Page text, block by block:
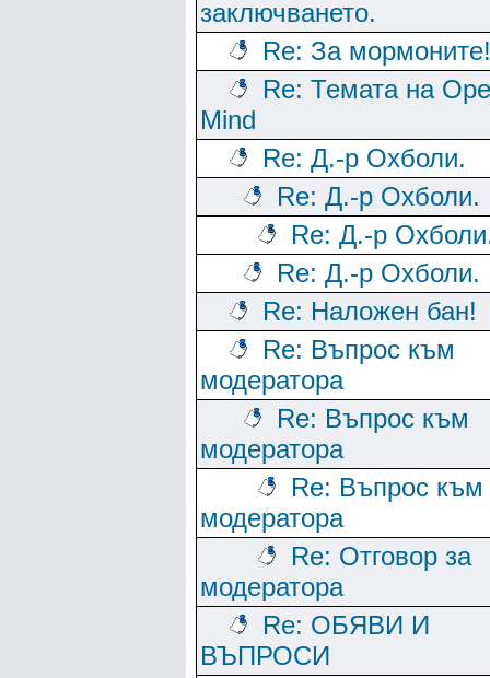
заключването.
Re: За мормоните!
Re: Темата на
Mind
Re: Д.-р Охболи.
Re: Д.-р Охболи.
Re: Д.-р
Re: Д.-р Охболи.
Re: Наложен бан!
Re: Въпрос към
модератора
Re: Въпрос към
модератора
Re: Въпрос към
модератора
Re: Отговор за
модератора
Re: ОБЯВИ И
ВЪПРОСИ